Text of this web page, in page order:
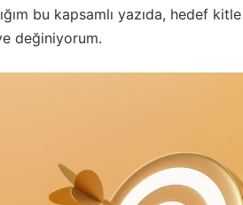
bu kapsamlı yazıda, hedef
değiniyorum.